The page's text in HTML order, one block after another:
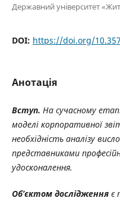
Державний університет
DOI: https://doi.org/
Анотація
Вступ. На сучасному
моделі корпоративної
необхідність аналізу
представниками
удосконалення.
Об’єктом дослідження є